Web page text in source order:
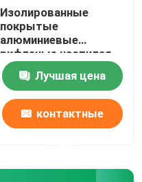
Изолированные
покрытые
алюминиевые
рифленые настилая
крышу листы
обшивают панелями
1060 1mm 3mm 5mm
10mm 3004 3005
Лучшая цена
контактные